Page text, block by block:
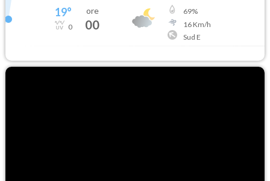
19°
0
ore
00
69%
16Km/h
Sud E